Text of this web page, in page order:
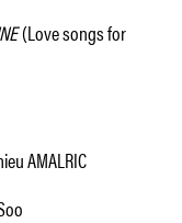
(Love songs for
AMALRIC